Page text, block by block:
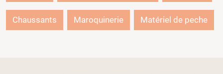
Chaussants Maroquinerie Matériel de peche